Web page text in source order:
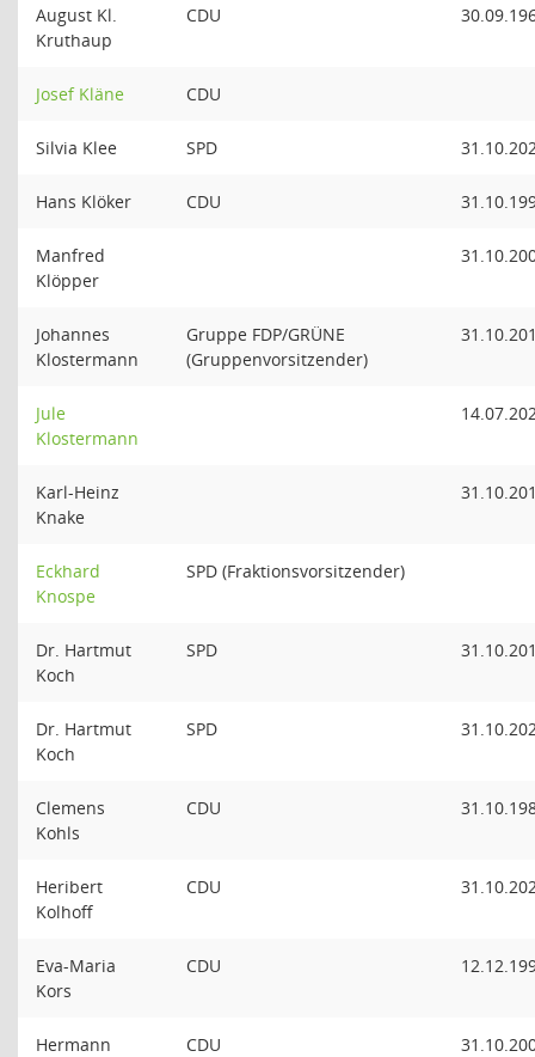
August Kl.
Kruthaup
CDU
Josef Kläne CDU
Silvia Klee SPD
Hans Klöker CDU
Manfred
Klöpper
Johannes
Klostermann
Gruppe FDP/GRÜNE
(Gruppenvorsitzender)
Jule
Klostermann
Karl-Heinz
Knake
Eckhard
Knospe
SPD (Fraktionsvorsitzender)
Dr. Hartmut
Koch
SPD
Dr. Hartmut
Koch
SPD
Clemens
Kohls
CDU
Heribert
Kolhoff
CDU
Eva-Maria
Kors
CDU
Hermann
CDU